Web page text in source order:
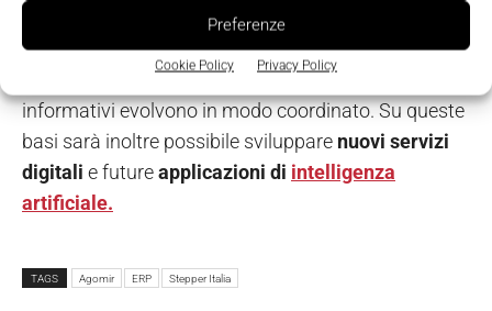
Preferenze
Cookie Policy Privacy Policy
digitale non dipende soltanto dall'introduzione di
nuove tecnologie. Al contrario, i risultati migliori
arrivano quando processi, organizzazione e sistemi
informativi evolvono in modo coordinato. Su queste
basi sarà inoltre possibile sviluppare nuovi servizi
digitali e futureapplicazioni di intelligenza
artificiale.
TAGS Agomir ERP Stepper Italia